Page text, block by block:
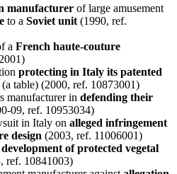
manufacturer of large amusement
to a Soviet unit (1990, ref.
a French haute-couture
protecting in Italy its patented
(a table) (2000, ref. 10873001)
manufacturer in defending their
09, ref. 10953034)
in Italy on alleged infringement
design (2003, ref. 11006001)
of protected vegetal
ref. 10841003)